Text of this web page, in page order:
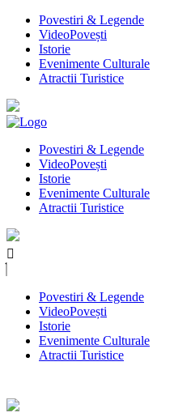
Povestiri & Legende
VideoPovești
Istorie
Evenimente Culturale
Atractii Turistice
Povestiri & Legende
VideoPovești
Istorie
Evenimente Culturale
Atractii Turistice
Povestiri & Legende
VideoPovești
Istorie
Evenimente Culturale
Atractii Turistice